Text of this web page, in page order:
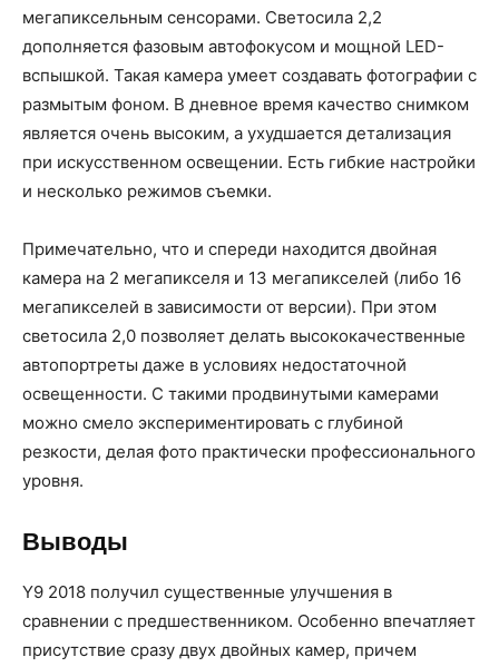
мегапиксельным сенсорами. Светосила 2,2
дополняется фазовым автофокусом и мощной LED-
вспышкой. Такая камера умеет создавать фотографии с
размытым фоном. В дневное время качество снимком
является очень высоким, а ухудшается детализация
при искусственном освещении. Есть гибкие настройки
и несколько режимов съемки.
Примечательно, что и спереди находится двойная
камера на 2 мегапикселя и 13 мегапикселей (либо 16
мегапикселей в зависимости от версии). При этом
светосила 2,0 позволяет делать высококачественные
автопортреты даже в условиях недостаточной
освещенности. С такими продвинутыми камерами
можно смело экспериментировать с глубиной
резкости, делая фото практически профессионального
уровня.
Выводы
Y9 2018 получил существенные улучшения в
сравнении с предшественником. Особенно впечатляет
присутствие сразу двух двойных камер, причем